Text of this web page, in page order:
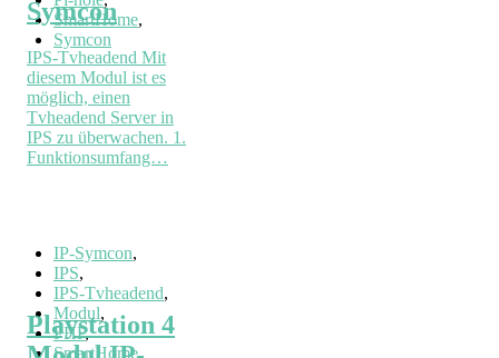
SmartHome,
Symcon
Symcon
IPS-Tvheadend Mit
diesem Modul ist es
möglich, einen
Tvheadend Server in
IPS zu überwachen. 1.
Funktionsumfang…
IP-Symcon,
IPS,
IPS-Tvheadend,
Modul,
PHP,
SmartHome,
Playstation 4